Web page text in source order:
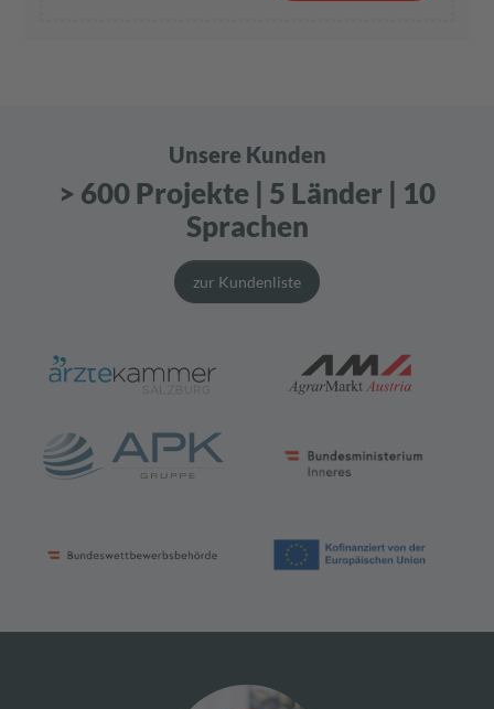
Unsere Kunden
> 600 Projekte | 5 Länder | 10
Sprachen
zur Kundenliste